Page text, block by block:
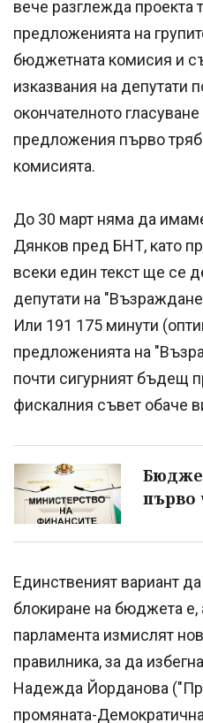
вече разглежда проекта
предложенията на
бюджетната комисия и
изказвания на депутати
окончателното
предложения първо
комисията.
До 30 март няма да
Дянков пред БНТ, като
всеки един текст ще се
депутати на
Или 191 175 минути
предложенията на
почти сигурният бъдещ
фискалния съвет обаче
първо
Единственият вариант
блокиране на бюджета е,
парламента измислят
правилника, за да
Надежда Йорданова
промяната-